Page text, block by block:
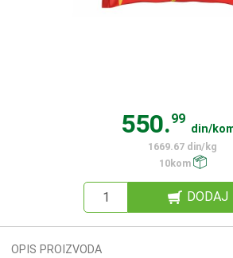
550.99
din/
1669.67 din/kg
10kom
DODAJ
OPIS PROIZVODA